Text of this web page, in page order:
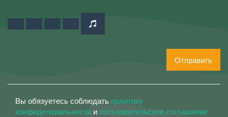
Отправить
Вы обязуетесь соблюдать политику
конфиденциальности и пользовательское соглашение